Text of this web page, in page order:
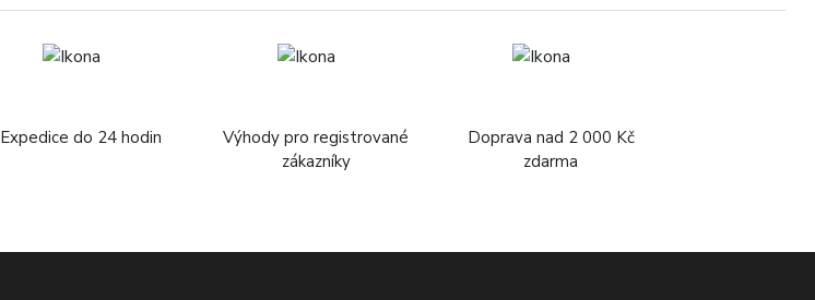
Expedice do 24 hodin
Výhody pro registrované
zákazníky
Doprava nad 2 000 Kč
zdarma